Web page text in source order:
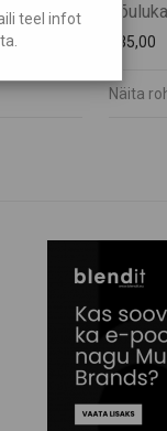
35,00
Näita
teel infot